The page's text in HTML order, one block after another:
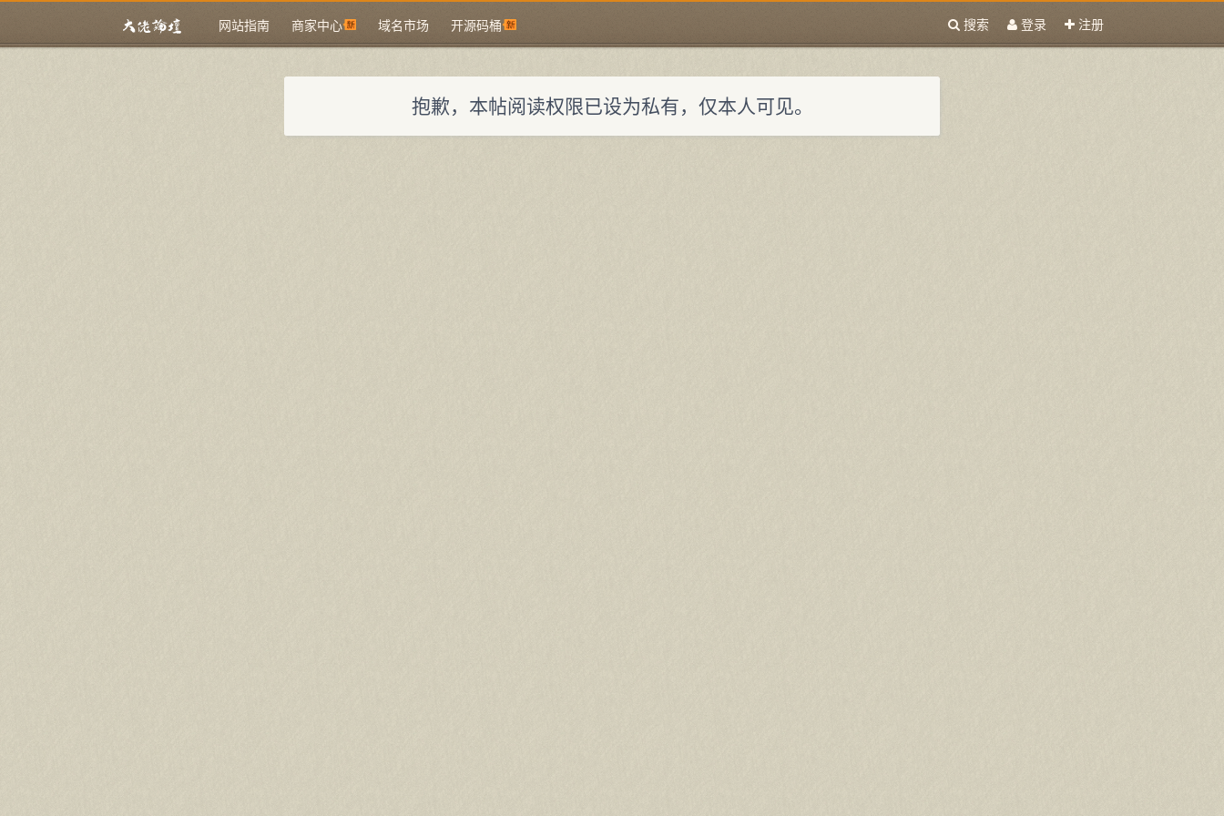
网站指南 商家中心 域名市场 开源码桶 搜索 登录 注册
抱歉，本帖阅读权限已设为私有，仅本人可见。